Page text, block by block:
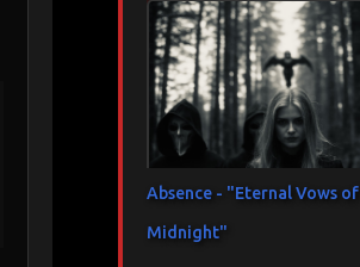
Absence - "Eternal Vows of
Midnight"